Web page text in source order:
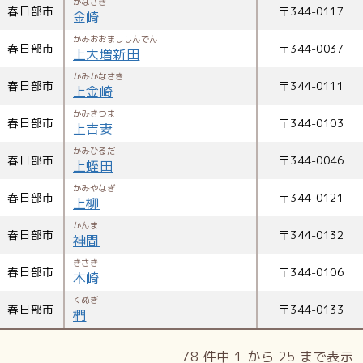
春日部市 金崎 〒344-0117
春日部市
かみおおまししんでん
上大増新田 〒344-0037
春日部市
かみかなさき
上金崎 〒344-0111
春日部市
かみきつま
上吉妻 〒344-0103
春日部市
かみひるだ
上蛭田 〒344-0046
春日部市
かみやなぎ
上柳 〒344-0121
春日部市
かんま
神間 〒344-0132
春日部市
きさき
木崎 〒344-0106
春日部市
くぬぎ
椚 〒344-0133
78 件中 1 から 25 まで表示